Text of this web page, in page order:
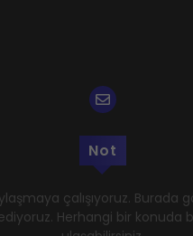
Not
çalışıyoruz.
ediyoruz. Herhangi bir